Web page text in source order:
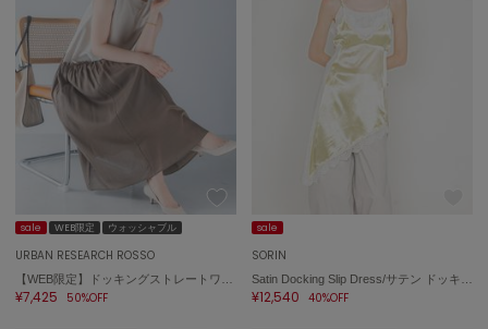
sale WEB限定 ウォッシャブル
URBAN RESEARCH ROSSO
¥7,425 50%OFF
sale
SORIN
¥12,540 40%OFF